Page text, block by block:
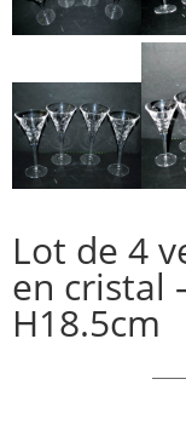
Lot de 4
en cristal
H18.5cm